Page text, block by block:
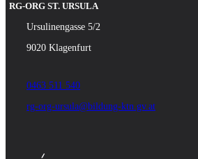
RG-ORG ST. URSULA
Ursulinengasse 5/2
9020 Klagenfurt
0463 511 540
rg-org-ursula@bildung-ktn.gv.at